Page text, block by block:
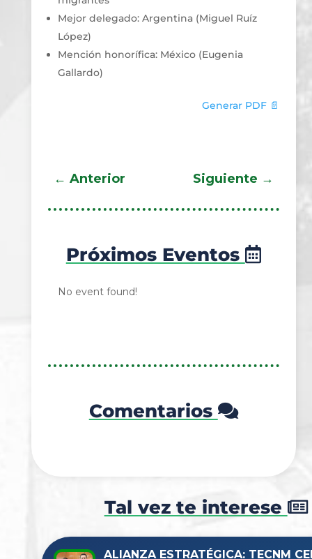
Mejor delegado: Argentina (Miguel Ruíz
López)
Mención honorífica: México (Eugenia
Gallardo)
Generar PDF 📄
← Anterior Siguiente →
Próximos Eventos
No event found!
Comentarios
Tal vez te interese
ALIANZA ESTRATÉGICA: TECNM